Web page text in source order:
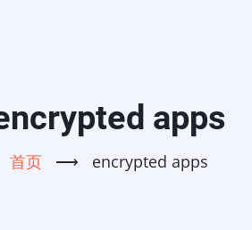
apps
首页 ⟶ encrypted apps